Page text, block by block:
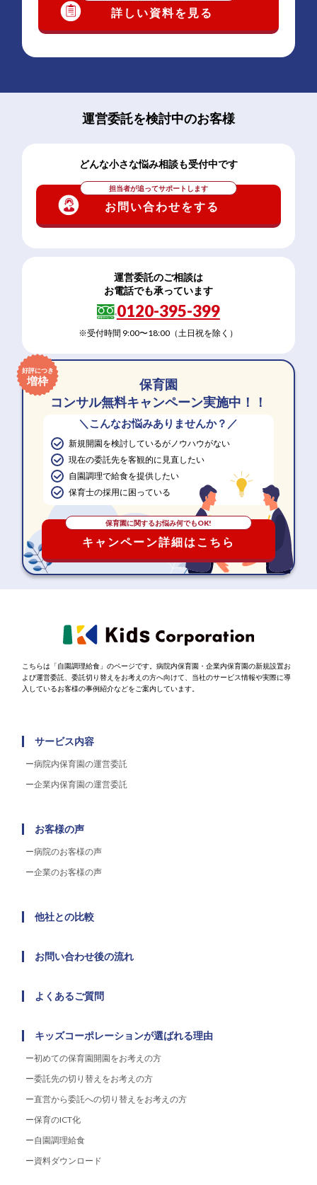
詳しい資料を見る
運営委託を検討中のお客様
どんな小さな悩み相談も受付中です
担当者が追ってサポートします
お問い合わせをする
運営委託のご相談は
お電話でも承っています
0120-395-399
※受付時間 9:00〜18:00（土日祝を除く）
好評につき
増枠
保育園
コンサル無料キャンペーン実施中！！
＼こんなお悩みありませんか？／
新規開園を検討しているがノウハウがない
現在の委託先を客観的に見直したい
自園調理で給食を提供したい
保育士の採用に困っている
保育園に関するお悩み何でもOK!
キャンペーン詳細はこちら
こちらは「自園調理給食」のページです。病院内保育園・企業内保育園の新規設置お
よび運営委託、委託切り替えをお考えの方へ向けて、当社のサービス情報や実際に導
入しているお客様の事例紹介などをご案内しています。
サービス内容
病院内保育園の運営委託
企業内保育園の運営委託
お客様の声
病院のお客様の声
企業のお客様の声
他社との比較
お問い合わせ後の流れ
よくあるご質問
キッズコーポレーションが選ばれる理由
初めての保育園開園をお考えの方
委託先の切り替えをお考えの方
直営から委託への切り替えをお考えの方
保育のICT化
自園調理給食
資料ダウンロード